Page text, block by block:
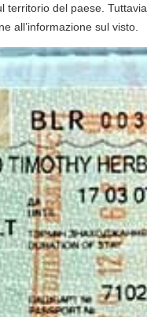
del paese.
all’informazione sul visto.